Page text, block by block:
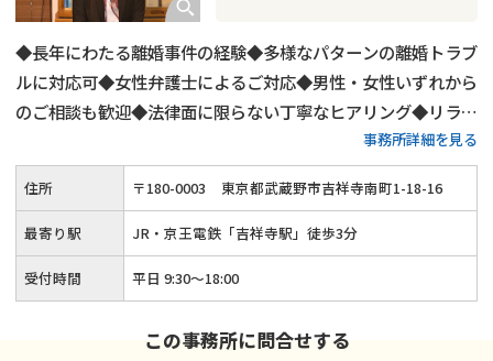
◆長年にわたる離婚事件の経験◆多様なパターンの離婚トラブ
ルに対応可◆女性弁護士によるご対応◆男性・女性いずれから
のご相談も歓迎◆法律面に限らない丁寧なヒアリング◆リラッ
クスした雰囲気でのご相談◆夜間・土日祝日も柔軟にご対応
◆「吉祥寺駅」から徒歩3分
事務所詳細を見る
住所 〒180-0003 東京都武蔵野市吉祥寺南町1-18-16
最寄り駅 JR・京王電鉄「吉祥寺駅」徒歩3分
受付時間 平日 9:30～18:00
この事務所に問合せする